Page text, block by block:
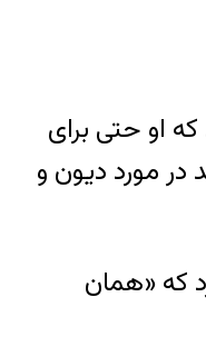
او حتی برای
در مورد دیون و
که «همان